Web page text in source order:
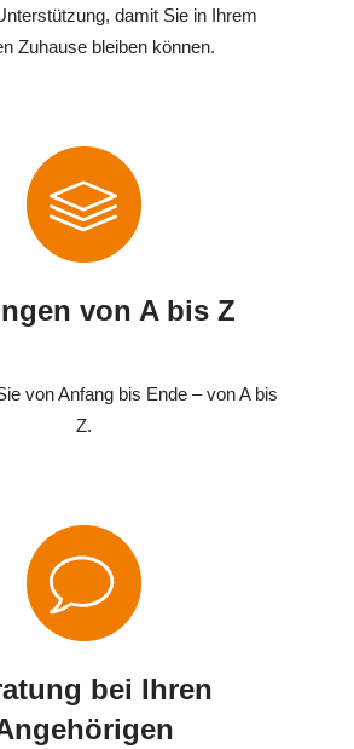
damit Sie in Ihrem
Zuhause bleiben können.
von A bis Z
von Anfang bis Ende – von A bis
Z.
bei Ihren